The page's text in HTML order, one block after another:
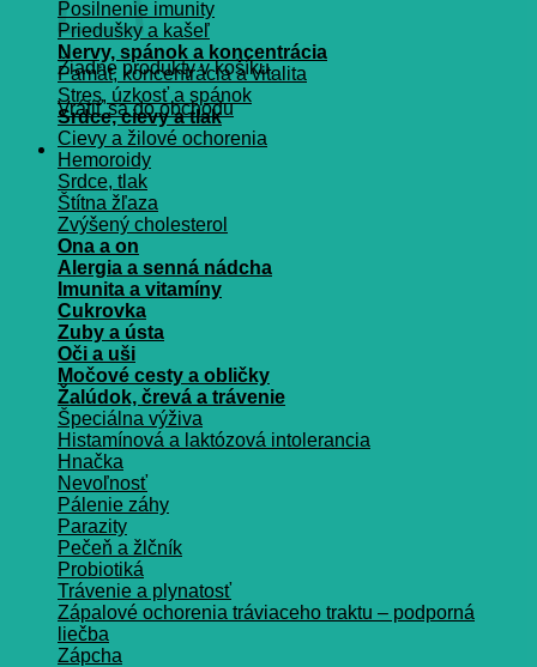
Žiadne produkty v košíku.
Vrátiť sa do obchodu
Posilnenie imunity
Priedušky a kašeľ
Nervy, spánok a koncentrácia
Pamät, koncentrácia a vitalita
Stres, úzkosť a spánok
Srdce, cievy a tlak
Cievy a žilové ochorenia
Hemoroidy
Srdce, tlak
Štítna žľaza
Zvýšený cholesterol
Ona a on
Alergia a senná nádcha
Imunita a vitamíny
Cukrovka
Zuby a ústa
Oči a uši
Močové cesty a obličky
Žalúdok, črevá a trávenie
Špeciálna výživa
Histamínová a laktózová intolerancia
Hnačka
Nevoľnosť
Pálenie záhy
Parazity
Pečeň a žlčník
Probiotiká
Trávenie a plynatosť
Zápalové ochorenia tráviaceho traktu – podporná
liečba
Zápcha